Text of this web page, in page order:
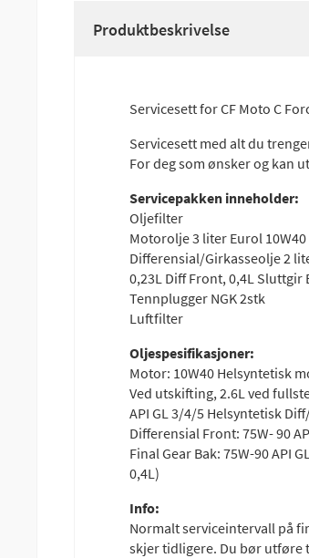
Produktbeskrivelse
Servicesett for CF Moto C
Servicesett med alt du
For deg som ønsker og kan
Servicepakken inneholder:
Oljefilter
Motorolje 3 liter Eurol
Differensial/Girkasseolje 2
0,23L Diff Front, 0,4L Sluttgir
Tennplugger NGK 2stk
Luftfilter
Oljespesifikasjoner:
Motor: 10W40 Helsyntetisk
Ved utskifting, 2.6L ved
API GL 3/4/5 Helsyntetisk
Differensial Front: 75W- 90
Final Gear Bak: 75W-90 API
0,4L)
Info:
Normalt serviceintervall på
skjer tidligere. Du bør utføre